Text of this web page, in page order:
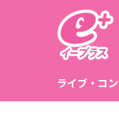
ライブ・コ